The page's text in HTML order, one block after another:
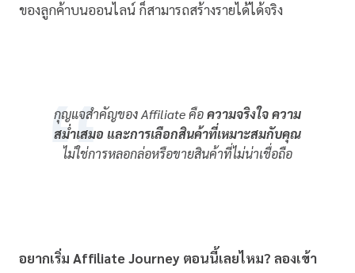
ของลูกค้าบนออนไลน์ ก็สามารถสร้างรายได้ได้จริง
กุญแจสำคัญของ Affiliate คือความจริงใจ ความ
สม่ำเสมอ และการเลือกสินค้าที่เหมาะสมกับคุณ
ไม่ใช่การหลอกล่อหรือขายสินค้าที่ไม่น่าเชื่อถือ
อยากเริ่ม Affiliate Journey ตอนนี้เลยไหม? ลองเข้า